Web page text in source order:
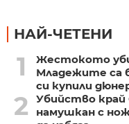
НАЙ-ЧЕТЕНИ
1
Жестокото
Младежите са
си купили
2
Убийство край
намушкан с